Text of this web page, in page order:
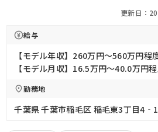
更新日：
給与
【モデル年収】260万円〜560万円程
【モデル月収】16.5万円〜40.0万円
勤務地
千葉県 千葉市稲毛区 稲毛東3丁目